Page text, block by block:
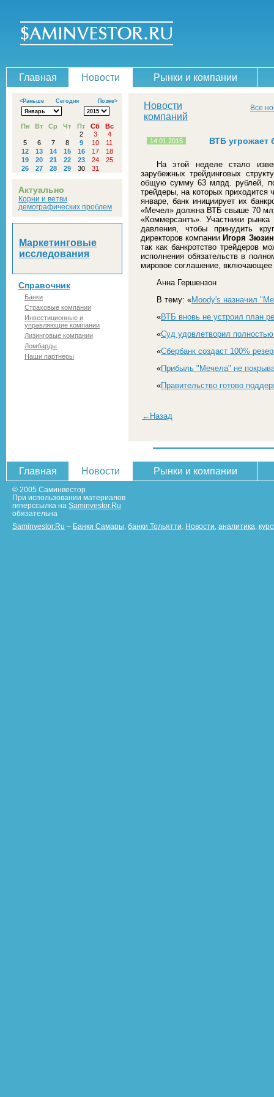
Главная Новости Рынки и компании
<Раньше Сегодня Позже>
Пн Вт Ср Чт Пт Сб
Вс
2 3
4
5
6 7 8 9 10
11
12
13 14 15 16 17
18
19
20 21 22 23 24
25
26
27 28 29 30 31
Актуально
Корни и ветви
демографических проблем
Маркетинговые
исследования
Справочник
Банки
Страховые компании
Инвестиционные и
управляющие компании
Лизинговые компании
Ломбарды
Наши партнеры
Новости
компаний
Все
14.01.2015 ВТБ угрожает
На этой неделе стало
зарубежных трейдинговых
общую сумму 63 млрд. рублей,
трейдеры, на которых приходится
январе, банк инициирует их
«Мечел» должна ВТБ свыше 70
«Коммерсантъ». Участники
давления, чтобы принудить
директоров компании Игоря
так как банкротство трейдеров
исполнения обязательств в
мировое соглашение,
Анна Гершензон
В тему: «Moody's назначил
«ВТБ вновь не устроил план
«Суд удовлетворил
«Сбербанк создаст 100%
«Прибыль "Мечела" не
«Правительство готово
←Назад
Главная Новости Рынки и компании
© 2005 Саминвестор
При использовании материалов
гиперссылка на Saminvestor.Ru
обязательна
Saminvestor.Ru – Банки Самары банки Тольятти Новости аналитика